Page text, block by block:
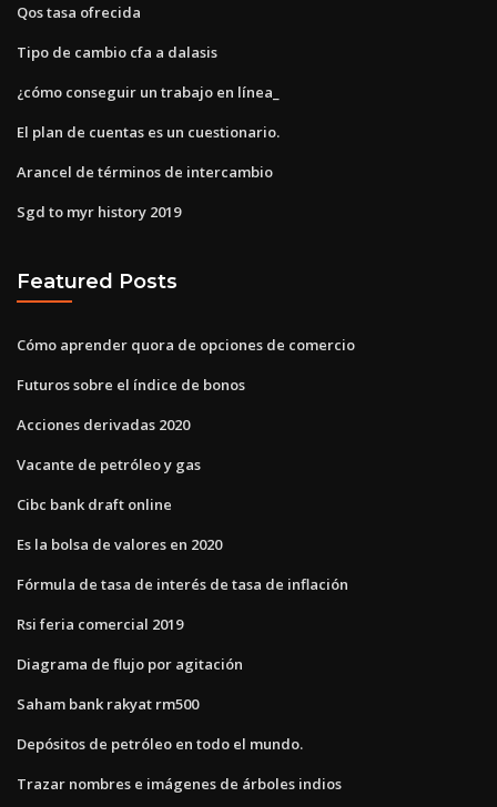
Qos tasa ofrecida
Tipo de cambio cfa a dalasis
¿cómo conseguir un trabajo en línea_
El plan de cuentas es un cuestionario.
Arancel de términos de intercambio
Sgd to myr history 2019
Featured Posts
Cómo aprender quora de opciones de comercio
Futuros sobre el índice de bonos
Acciones derivadas 2020
Vacante de petróleo y gas
Cibc bank draft online
Es la bolsa de valores en 2020
Fórmula de tasa de interés de tasa de inflación
Rsi feria comercial 2019
Diagrama de flujo por agitación
Saham bank rakyat rm500
Depósitos de petróleo en todo el mundo.
Trazar nombres e imágenes de árboles indios